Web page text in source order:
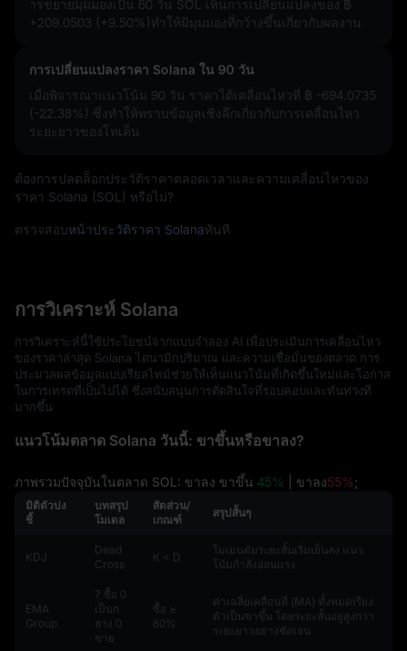
ารขยายมุมมองเป็น 60 วัน SOL เห็นการเปลี่ยนแปลงของ ฿
+209.0503 (+9.50%)ทำให้มีมุมมองที่กว้างขึ้นเกี่ยวกับผลงาน
การเปลี่ยนแปลงราคา Solana ใน 90 วัน
เมื่อพิจารณาแนวโน้ม 90 วัน ราคาได้เคลื่อนไหวที่ ฿ -694.0735
(-22.38%) ซึ่งทำให้ทราบข้อมูลเชิงลึกเกี่ยวกับการเคลื่อนไหว
ระยะยาวของโทเค็น
ต้องการปลดล็อกประวัติราคาตลอดเวลาและความเคลื่อนไหวของ
ราคา Solana (SOL) หรือไม่?
ตรวจสอบหน้าประวัติราคา Solanaทันที
การวิเคราะห์ Solana
การวิเคราะห์นี้ใช้ประโยชน์จากแบบจำลอง AI เพื่อประเมินการเคลื่อนไหว
ของราคาล่าสุด Solana ไดนามิกปริมาณ และความเชื่อมั่นของตลาด การ
ประมวลผลข้อมูลแบบเรียลไทม์ช่วยให้เห็นแนวโน้มที่เกิดขึ้นใหม่และโอกาส
ในการเทรดที่เป็นไปได้ ซึ่งสนับสนุนการตัดสินใจที่รอบคอบและทันท่วงที
มากขึ้น
แนวโน้มตลาด Solana วันนี้: ขาขึ้นหรือขาลง?
ภาพรวมปัจจุบันในตลาด SOL: ขาลง ขาขึ้น 45% | ขาลง55%;
มิติตัวบ่ง
ชี้
บทสรุป
โมเดล
สัดส่วน/
เกณฑ์
สรุปสั้นๆ
KDJ
Dead
Cross
K < D
โมเมนตัมระยะสั้นเริ่มเย็นลง แนว
โน้มกำลังอ่อนแรง
EMA
Group
7 ซื้อ 0
เป็นก
ลาง 0
ขาย
ซื้อ ≥
80%
ค่าเฉลี่ยเคลื่อนที่ (MA) ทั้งหมดเรียง
ตัวเป็นขาขึ้น โดยระยะสั้นอยู่สูงกว่า
ระยะยาวอย่างชัดเจน